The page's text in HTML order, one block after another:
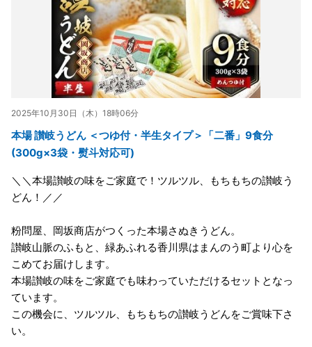
2025年10月30日（木）18時06分
本場 讃岐うどん ＜つゆ付・半生タイプ＞「二番」9食分
(300g×3袋・熨斗対応可)
＼＼本場讃岐の味をご家庭で！ツルツル、もちもちの讃岐う
どん！／／
粉問屋、岡坂商店がつくった本場さぬきうどん。
讃岐山脈のふもと、緑あふれる香川県はまんのう町より心を
こめてお届けします。
本場讃岐の味をご家庭でも味わっていただけるセットとなっ
ています。
この機会に、ツルツル、もちもちの讃岐うどんをご賞味下さ
い。